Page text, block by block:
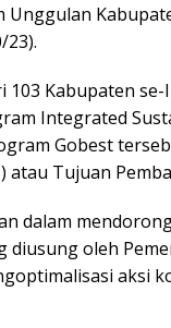
23).
103 Kabupaten
Integrated
Gobest
atau Tujuan
dalam
diusung oleh
aksi